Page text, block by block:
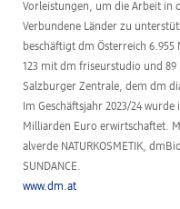
Vorleistungen, um die Arbeit in
Verbundene Länder zu
beschäftigt dm Österreich
123 mit dm friseurstudio und
Salzburger Zentrale, dem dm
Im Geschäftsjahr 2023/24
Milliarden Euro erwirtschaftet.
alverde NATURKOSMETIK,
SUNDANCE.
www.dm.at